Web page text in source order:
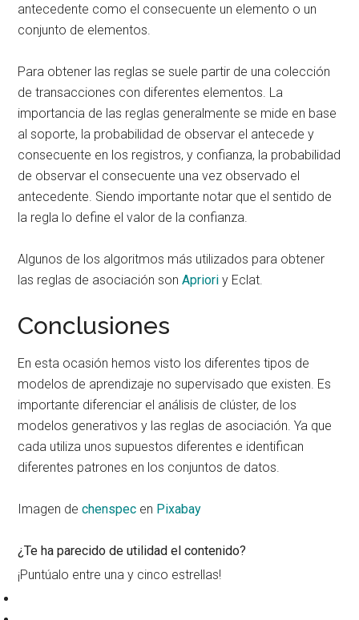
antecedente como el consecuente un elemento o un
conjunto de elementos.
Para obtener las reglas se suele partir de una colección
de transacciones con diferentes elementos. La
importancia de las reglas generalmente se mide en base
al soporte, la probabilidad de observar el antecede y
consecuente en los registros, y confianza, la probabilidad
de observar el consecuente una vez observado el
antecedente. Siendo importante notar que el sentido de
la regla lo define el valor de la confianza.
Algunos de los algoritmos más utilizados para obtener
las reglas de asociación sonApriori y Eclat.
Conclusiones
En esta ocasión hemos visto los diferentes tipos de
modelos de aprendizaje no supervisado que existen. Es
importante diferenciar el análisis de clúster, de los
modelos generativos y las reglas de asociación. Ya que
cada utiliza unos supuestos diferentes e identifican
diferentes patrones en los conjuntos de datos.
Imagen dechenspec en Pixabay
¿Te ha parecido de utilidad el contenido?
¡Puntúalo entre una y cinco estrellas!